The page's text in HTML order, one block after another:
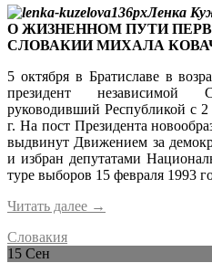
Ленка
О ЖИЗНЕННОМ ПУТИ
СЛОВАКИИ МИХАЛА
5 октября в Братиславе в
президент
руководивший Республикой с
г. На пост Президента
выдвинут Движением за
и избран депутатами
туре выборов 15 февраля 1993
Читать далее →
Словакия
15 Сен